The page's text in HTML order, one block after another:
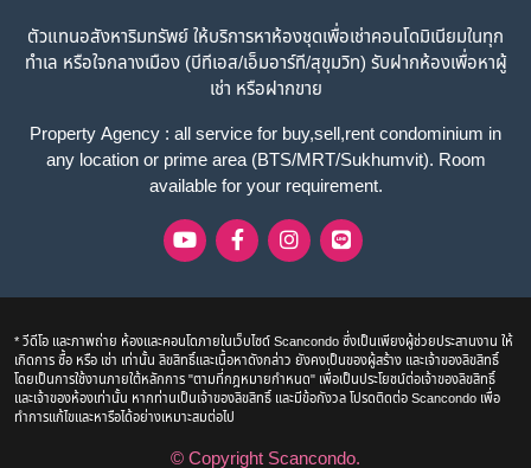
ตัวแทนอสังหาริมทรัพย์ ให้บริการหาห้องชุดเพื่อเช่าคอนโดมิเนียมในทุก
ทำเล หรือใจกลางเมือง (บีทีเอส/เอ็มอาร์ที/สุขุมวิท) รับฝากห้องเพื่อหาผู้
เช่า หรือฝากขาย
Property Agency : all service for buy,sell,rent condominium in
any location or prime area (BTS/MRT/Sukhumvit). Room
available for your requirement.
* วีดีโอ และภาพถ่าย ห้องและคอนโดภายในเว็บไซด์ Scancondo ซึ่งเป็นเพียงผู้ช่วยประสานงาน ให้
เกิดการ ซื้อ หรือ เช่า เท่านั้น ลิขสิทธิ์และเนื้อหาดังกล่าว ยังคงเป็นของผู้สร้าง และเจ้าของลิขสิทธิ์
โดยเป็นการใช้งานภายใต้หลักการ "ตามที่กฎหมายกำหนด" เพื่อเป็นประโยชน์ต่อเจ้าของลิขสิทธิ์
และเจ้าของห้องเท่านั้น หากท่านเป็นเจ้าของลิขสิทธิ์ และมีข้อกังวล โปรดติดต่อ Scancondo เพื่อ
ทำการแก้ไขและหารือได้อย่างเหมาะสมต่อไป
© Copyright Scancondo.